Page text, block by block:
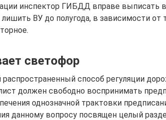
инспектор ГИБДД вправе выписать
ВУ до полугода, в зависимости от
светофор
способ регуляции
должен свободно воспринимать
однозначной трактовки
данному вопросу посвящен целый